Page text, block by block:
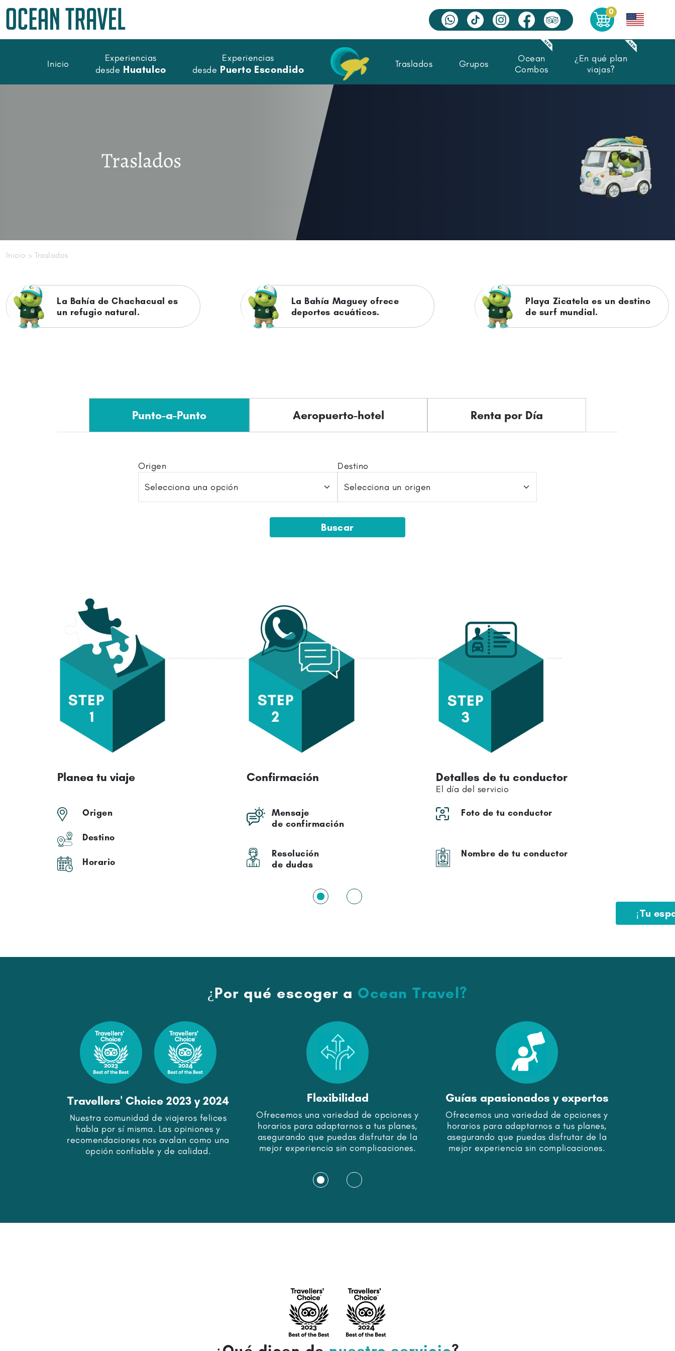
¡Tu
0
Inicio
Experiencias
desde Huatulco
Experiencias
desde Puerto Escondido Traslados Grupos
Ocean
Combos
¿En qué plan
viajas?
Traslados
Inicio > Traslados
La Bahía Maguey ofrece
deportes acuáticos.
Playa Zicatela es un destino
de surf mundial.
La Bahía India es poco
concurrida y tranquila.
Punto-a-Punto Aeropuerto-hotel Renta por Día
Origen Destino
Buscar
Confirmación
Mensaje
de dudas
Detalles de tu conductor
Foto de tu conductor
Nombre de tu conductor
Disfruta el servicio
Door to door
Te ayudara
¿Por qué escoger a Ocean Travel?
Travellers' Choice 2023 y 2024
Nuestra comunidad de viajeros felices
habla por sí misma. Las opiniones y
recomendaciones nos avalan como una
opción confiable y de calidad.
Flexibilidad
Ofrecemos una variedad de opciones y
horarios para adaptarnos a tus planes,
asegurando que puedas disfrutar de la
mejor experiencia sin complicaciones.
Guías apasionados y expertos
Ofrecemos una variedad de opciones y
horarios para adaptarnos a tus planes,
asegurando que puedas disfrutar de la
mejor experiencia sin complicaciones.